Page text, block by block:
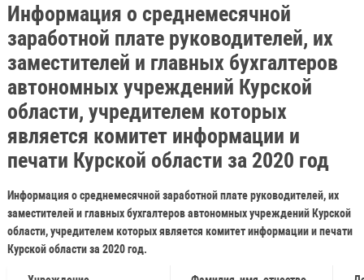
Информация о среднемесячной
заработной плате руководителей, их
заместителей и главных бухгалтеров
автономных учреждений Курской
области, учредителем которых
является комитет информации и
печати Курской области за 2020 год
Информация о среднемесячной заработной плате руководителей, их
заместителей и главных бухгалтеров автономных учреждений Курской
области, учредителем которых является комитет информации и печати
Курской области за 2020 год.